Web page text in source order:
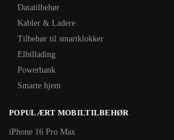
Datatilbehør
Kabler & Ladere
Tilbehør til smartklokker
Elbillading
Powerbank
Smarte hjem
POPULÆRT MOBILTILBEHØR
iPhone 16 Pro Max